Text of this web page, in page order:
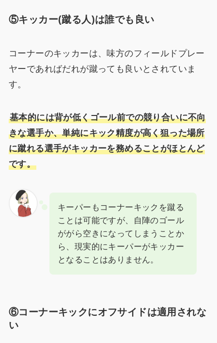
⑤キッカー(蹴る人)は誰でも良い
コーナーのキッカーは、味方のフィールドプレー
ヤーであればだれが蹴っても良いとされていま
す。
基本的には背が低くゴール前での競り合いに不向
きな選手か、単純にキック精度が高く狙った場所
に蹴れる選手がキッカーを務めることがほとんど
です。
キーパーもコーナーキックを蹴る
ことは可能ですが、自陣のゴール
ががら空きになってしまうことか
ら、現実的にキーパーがキッカー
となることはありません。
⑥コーナーキックにオフサイドは適用されな
い